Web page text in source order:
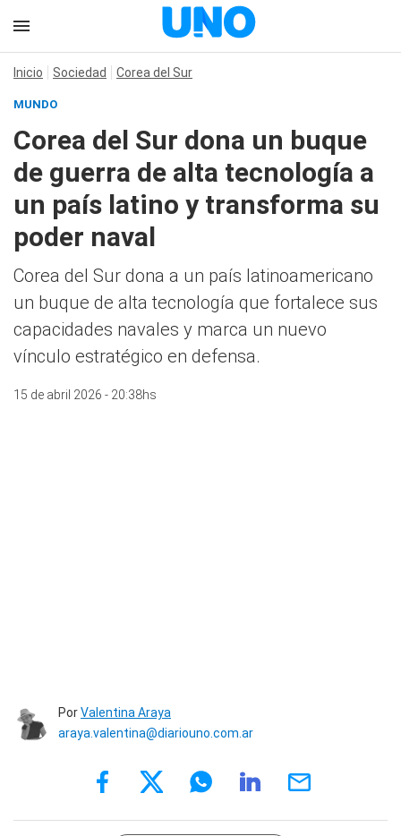
Inicio Sociedad Corea del Sur
MUNDO
Corea del Sur dona un buque
de guerra de alta tecnología a
un país latino y transforma su
poder naval
Corea del Sur dona a un país latinoamericano
un buque de alta tecnología que fortalece sus
capacidades navales y marca un nuevo
vínculo estratégico en defensa.
15 de abril 2026 - 20:38hs
PorValentina Araya
araya.valentina@diariouno.com.ar